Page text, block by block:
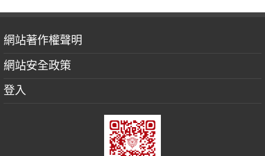
網站著作權聲明
網站安全政策
登入